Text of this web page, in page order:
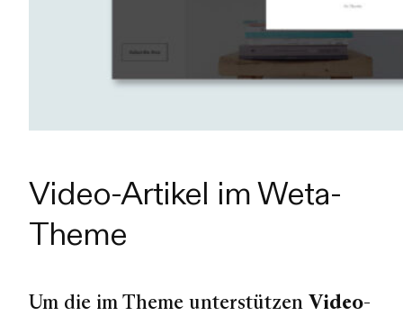
Video-Artikel im Weta-
Theme
Um die im Theme unterstützen Video-